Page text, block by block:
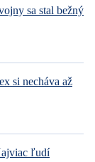
sa stal bežný
si necháva až
ľudí